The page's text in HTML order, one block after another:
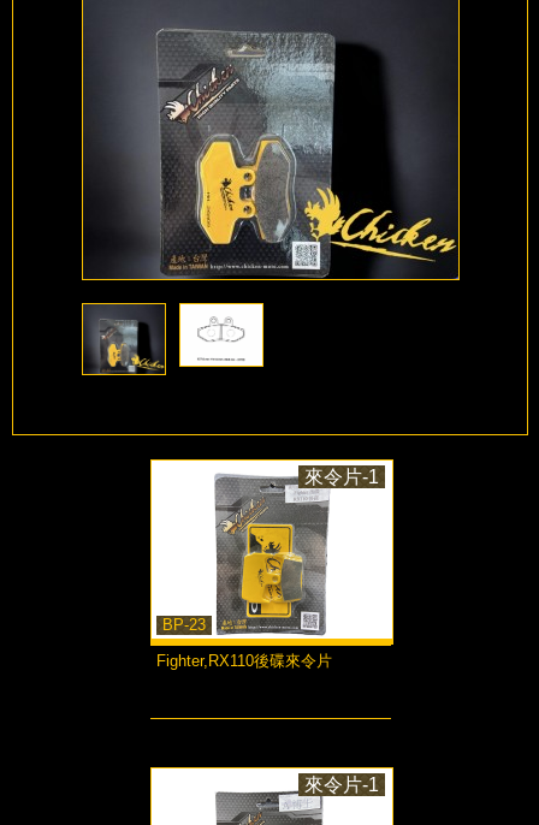
BP-23
來令片-1
Fighter,RX110後碟來令片
來令片-1